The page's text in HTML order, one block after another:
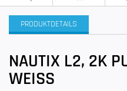
PRODUKTDETAILS
NAUTIX L2, 2K
WEISS